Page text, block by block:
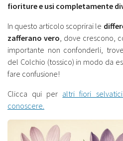
fioriture e usi completamente
In questo articolo scoprirai le
zafferano vero , dove crescono,
importante non confonderli,
del Colchio (tossico) in modo da
fare confusione!
Clicca qui per altri fiori
conoscere.